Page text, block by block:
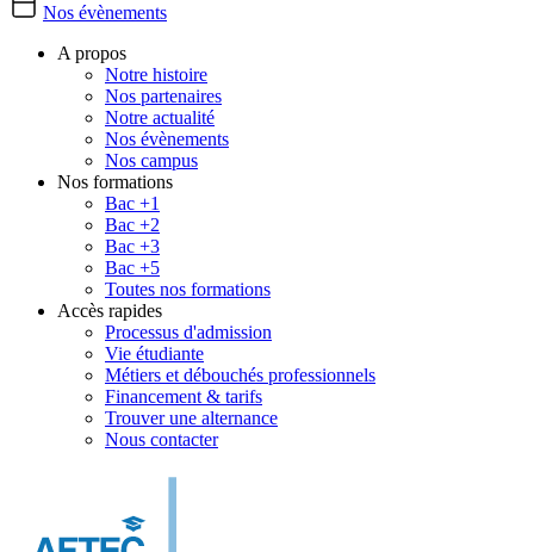
Nos évènements
A propos
Notre histoire
Nos partenaires
Notre actualité
Nos évènements
Nos campus
Nos formations
Bac +1
Bac +2
Bac +3
Bac +5
Toutes nos formations
Accès rapides
Processus d'admission
Vie étudiante
Métiers et débouchés professionnels
Financement & tarifs
Trouver une alternance
Nous contacter